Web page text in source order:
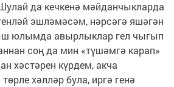
да кечкенә мәйданчыкларда
эшләмәсәм, нәрсәгә яшәгән
юлымда авырлыклар гел чыгып
соң да мин «түшәмгә карап»
хәстәрен күрдем, акча
хәлләр була, иргә генә